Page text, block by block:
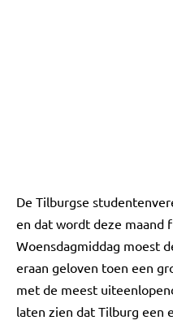
De Tilburgse
en dat wordt deze maand
Woensdagmiddag moest
eraan geloven toen een
met de meest
laten zien dat Tilburg een